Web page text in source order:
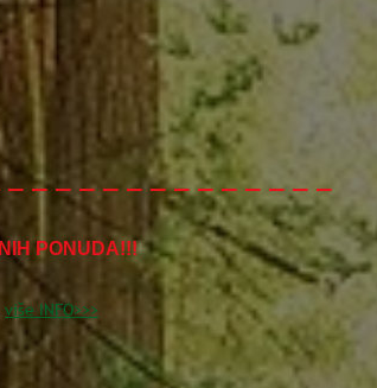
_ _ _ _ _ _ _ _ _ _ _ _ _
PONUDA!!!
više INFO>>>